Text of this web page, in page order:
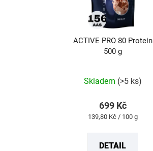
ACTIVE PRO 80 Protein
500 g
produktu
hvězdiček.
Skladem (>5 ks)
699 Kč
Měrná
139,80 Kč / 100 g
DETAIL